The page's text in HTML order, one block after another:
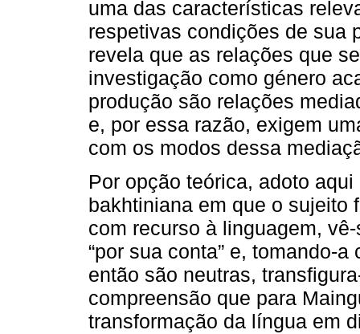
uma das características
respetivas condições de sua
revela que as relações que
investigação como género
produção são relações
e, por essa razão, exigem
com os modos dessa
Por opção teórica, adoto
bakhtiniana em que o sujeito
com recurso à linguagem,
“por sua conta” e, tomando-
então são neutras,
compreensão que para
transformação da língua em